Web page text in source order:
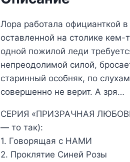
Лора работала официанткой
оставленной на столике кем-
одной пожилой леди
непреодолимой силой,
старинный особняк, по
совершенно не верит. А зря…
СЕРИЯ «ПРИЗРАЧНАЯ ЛЮБОВЬ»
— то так):
1. Говорящая с НАМИ
2. Проклятие Синей Розы